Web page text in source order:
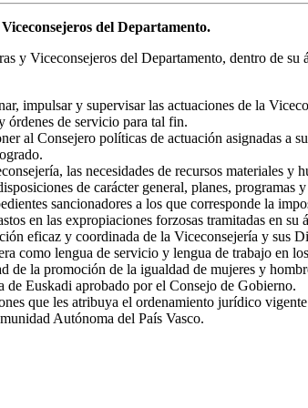
del Departamento.
y Viceconsejeros del Departamento, dentro de
impulsar y supervisar las actuaciones de la
órdenes de servicio para tal fin.
al Consejero políticas de actuación asignadas a
las necesidades de recursos materiales y
de carácter general, planes, programas
sancionadores a los que corresponde la
en las expropiaciones forzosas tramitadas en
eficaz y coordinada de la Viceconsejería y sus
como lengua de servicio y lengua de trabajo en
de la promoción de la igualdad de mujeres y
de Euskadi aprobado por el Consejo de Gobierno.
que les atribuya el ordenamiento jurídico
Autónoma del País Vasco.